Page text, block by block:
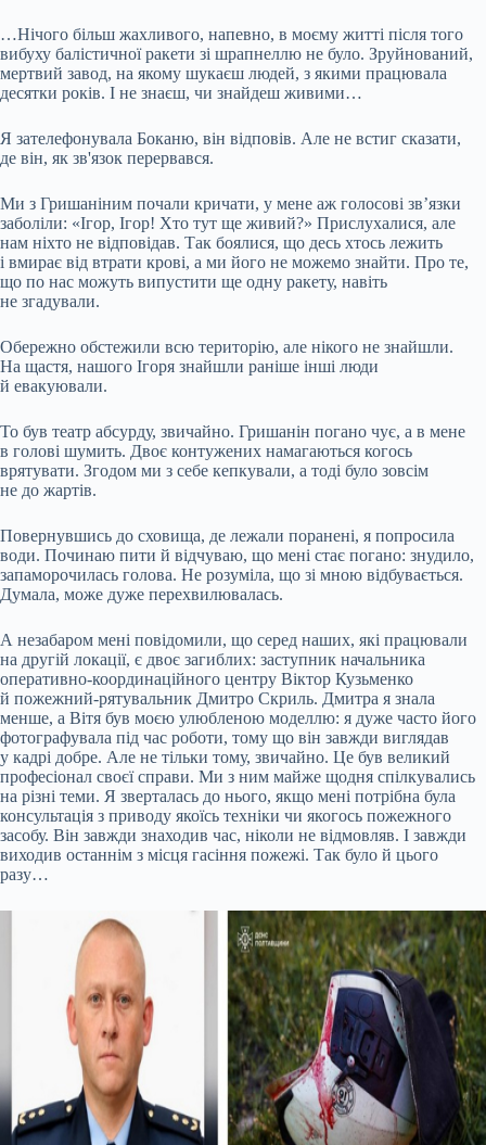
…Нічого більш жахливого, напевно, в моєму житті після того
вибуху балістичної ракети зі шрапнеллю не було. Зруйнований,
мертвий завод, на якому шукаєш людей, з якими працювала
десятки років. І не знаєш, чи знайдеш живими…
Я зателефонувала Боканю, він відповів. Але не встиг сказати,
де він, як зв'язок перервався.
Ми з Гришаніним почали кричати, у мене аж голосові зв’язки
заболіли: «Ігор, Ігор! Хто тут ще живий?» Прислухалися, але
нам ніхто не відповідав. Так боялися, що десь хтось лежить
і вмирає від втрати крові, а ми його не можемо знайти. Про те,
що по нас можуть випустити ще одну ракету, навіть
не згадували.
Обережно обстежили всю територію, але нікого не знайшли.
На щастя, нашого Ігоря знайшли раніше інші люди
й евакуювали.
То був театр абсурду, звичайно. Гришанін погано чує, а в мене
в голові шумить. Двоє контужених намагаються когось
врятувати. Згодом ми з себе кепкували, а тоді було зовсім
не до жартів.
Повернувшись до сховища, де лежали поранені, я попросила
води. Починаю пити й відчуваю, що мені стає погано: знудило,
запаморочилась голова. Не розуміла, що зі мною відбувається.
Думала, може дуже перехвилювалась.
А незабаром мені повідомили, що серед наших, які працювали
на другій локації, є двоє загиблих: заступник начальника
оперативно-координаційного центру Віктор Кузьменко
й пожежний-рятувальник Дмитро Скриль. Дмитра я знала
менше, а Вітя був моєю улюбленою моделлю: я дуже часто його
фотографувала під час роботи, тому що він завжди виглядав
у кадрі добре. Але не тільки тому, звичайно. Це був великий
професіонал своєї справи. Ми з ним майже щодня спілкувались
на різні теми. Я зверталась до нього, якщо мені потрібна була
консультація з приводу якоїсь техніки чи якогось пожежного
засобу. Він завжди знаходив час, ніколи не відмовляв. І завжди
виходив останнім з місця гасіння пожежі. Так було й цього
разу…